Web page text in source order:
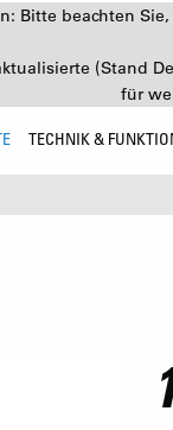
Bitte beachten
(Stand
für
TECHNIK &